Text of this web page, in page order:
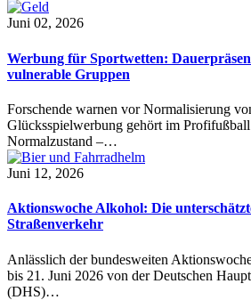
Juni 02, 2026
Werbung für Sportwetten:
vulnerable Gruppen
Forschende warnen vor Normalisierung
Glücksspielwerbung gehört im
Normalzustand –…
Juni 12, 2026
Aktionswoche Alkohol: Die
Straßenverkehr
Anlässlich der bundesweiten
bis 21. Juni 2026 von der Deutschen
(DHS)…